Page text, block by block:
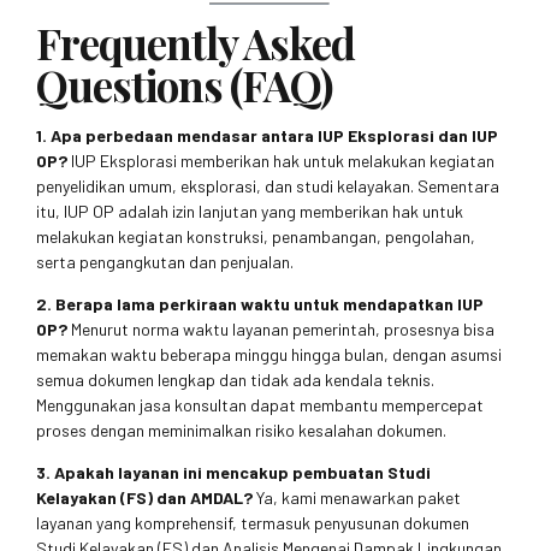
Frequently Asked
Questions (FAQ)
1. Apa perbedaan mendasar antara IUP Eksplorasi dan IUP
OP? IUP Eksplorasi memberikan hak untuk melakukan kegiatan
penyelidikan umum, eksplorasi, dan studi kelayakan. Sementara
itu, IUP OP adalah izin lanjutan yang memberikan hak untuk
melakukan kegiatan konstruksi, penambangan, pengolahan,
serta pengangkutan dan penjualan.
2. Berapa lama perkiraan waktu untuk mendapatkan IUP
OP? Menurut norma waktu layanan pemerintah, prosesnya bisa
memakan waktu beberapa minggu hingga bulan, dengan asumsi
semua dokumen lengkap dan tidak ada kendala teknis.
Menggunakan jasa konsultan dapat membantu mempercepat
proses dengan meminimalkan risiko kesalahan dokumen.
3. Apakah layanan ini mencakup pembuatan Studi
Kelayakan (FS) dan AMDAL?Ya, kami menawarkan paket
layanan yang komprehensif, termasuk penyusunan dokumen